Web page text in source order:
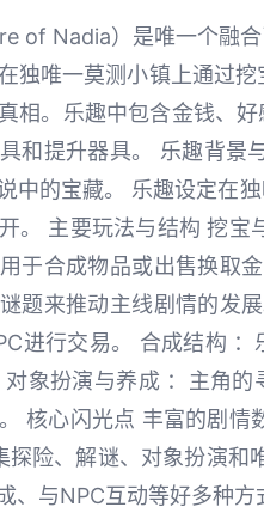
of Nadia）是唯一个融
独唯一莫测小镇上通过
相。乐趣中包含金钱、
和提升器具。 乐趣背景
中的宝藏。 乐趣设定在
。 主要玩法与结构 挖
于合成物品或出售换取
题来推动主线剧情的发
进行交易。 合成结构
象扮演与养成 ：主角
核心闪光点 丰富的剧
险、解谜、对象扮演和
、与NPC互动等好多种方